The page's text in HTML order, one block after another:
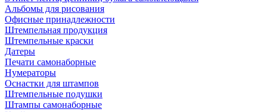
Альбомы для рисования
Офисные принадлежности
Штемпельная продукция
Штемпельные краски
Датеры
Печати самонаборные
Нумераторы
Оснастки для штампов
Штемпельные подушки
Штампы самонаборные